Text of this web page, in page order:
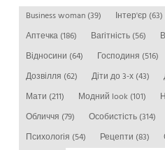
Business woman (39) Інтер'єр (63)
Аптечка (186) Вагітність (56)
Відносини (64) Господиня (516)
Дозвілля (62) Діти до 3-х (43)
Мати (211) Модний look (101)
Обличчя (79) Особистість (314)
Психологія (54) Рецепти (83)